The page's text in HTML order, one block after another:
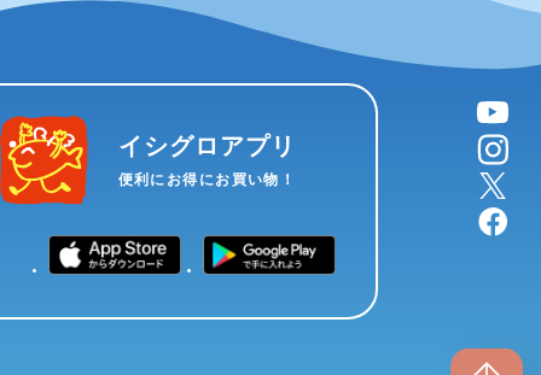
イシグロアプリ
便利にお得にお買い物！
YouTube
instagram
X
facebook